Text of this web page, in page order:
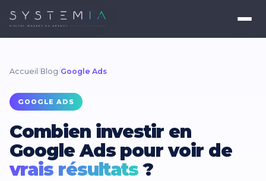
Accueil /Blog/Google Ads
GOOGLE ADS
Combien investir en
Google Ads pour voir de
vrais résultats?